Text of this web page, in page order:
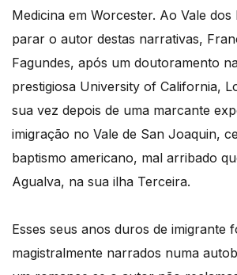
Medicina em Worcester. Ao Vale
parar o autor destas narrativas,
Fagundes, após um doutoramento
prestigiosa University of California,
sua vez depois de uma marcante
imigração no Vale de San Joaquin,
baptismo americano, mal arribado
Agualva, na sua ilha Terceira.
Esses seus anos duros de imigrante
magistralmente narrados numa